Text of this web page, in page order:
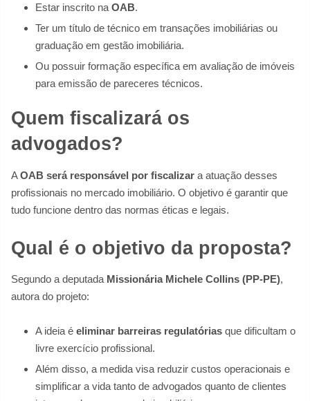
Estar inscrito na OAB.
Ter um título de técnico em transações imobiliárias ou
graduação em gestão imobiliária.
Ou possuir formação específica em avaliação de imóveis
para emissão de pareceres técnicos.
Quem fiscalizará os
advogados?
AOAB será responsável por fiscalizar a atuação desses
profissionais no mercado imobiliário. O objetivo é garantir que
tudo funcione dentro das normas éticas e legais.
Qual é o objetivo da proposta?
Segundo a deputada Missionária Michele Collins (PP-PE),
autora do projeto:
A ideia é eliminar barreiras regulatórias que dificultam o
livre exercício profissional.
Além disso, a medida visa reduzir custos operacionais e
simplificar a vida tanto de advogados quanto de clientes